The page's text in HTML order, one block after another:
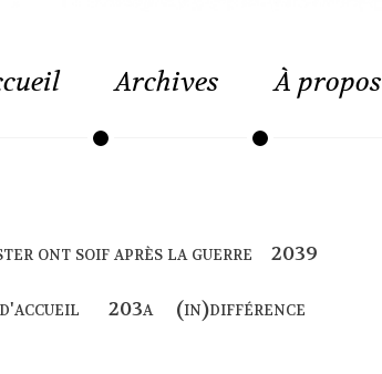
Archives À propos
ont soif après la guerre
(in)différence